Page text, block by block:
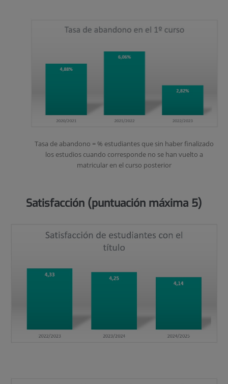
Tasa de abandono = % estudiantes que sin haber finalizado
los estudios cuando corresponde no se han vuelto a
matricular en el curso posterior
Satisfacción (puntuación máxima 5)